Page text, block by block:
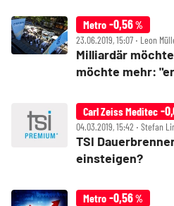
Metro -0,56%
23.06.2019, 15:07 ‧ Leon
Milliardär
möchte mehr:
Carl Zeiss Meditec -
04.03.2019, 15:42 ‧ Stefan
TSI
einsteigen?
Metro -0,56%